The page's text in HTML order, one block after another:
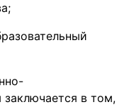
заключается в том,